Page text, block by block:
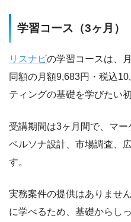
学習コース（3ヶ月）
リスナビの学習コースは、
同額の月額9,683円・税込
ティングの基礎を学びたい
受講期間は3ヶ月間で、マー
ペルソナ設計、市場調査、
す。
実務案件の提供はありませ
に学べるため、基礎からし